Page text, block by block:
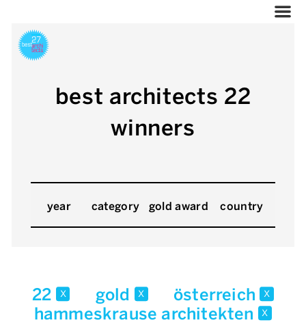
best architects 22
winners
year category gold award country
22 x gold x österreich x
hammeskrause architekten x